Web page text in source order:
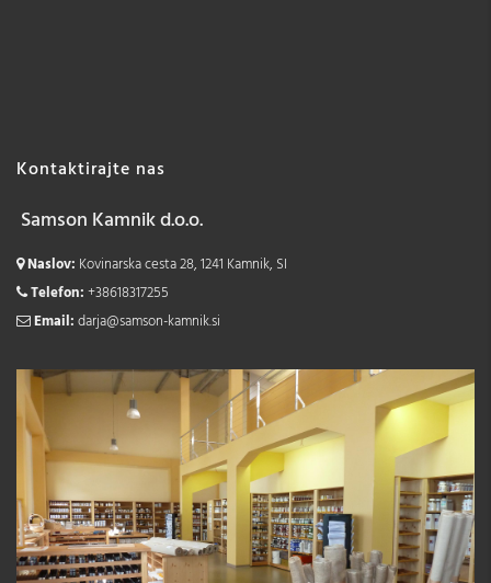
Kontaktirajte nas
Samson Kamnik d.o.o.
Naslov: Kovinarska cesta 28, 1241 Kamnik, SI
Telefon:+38618317255
Email:darja@samson-kamnik.si